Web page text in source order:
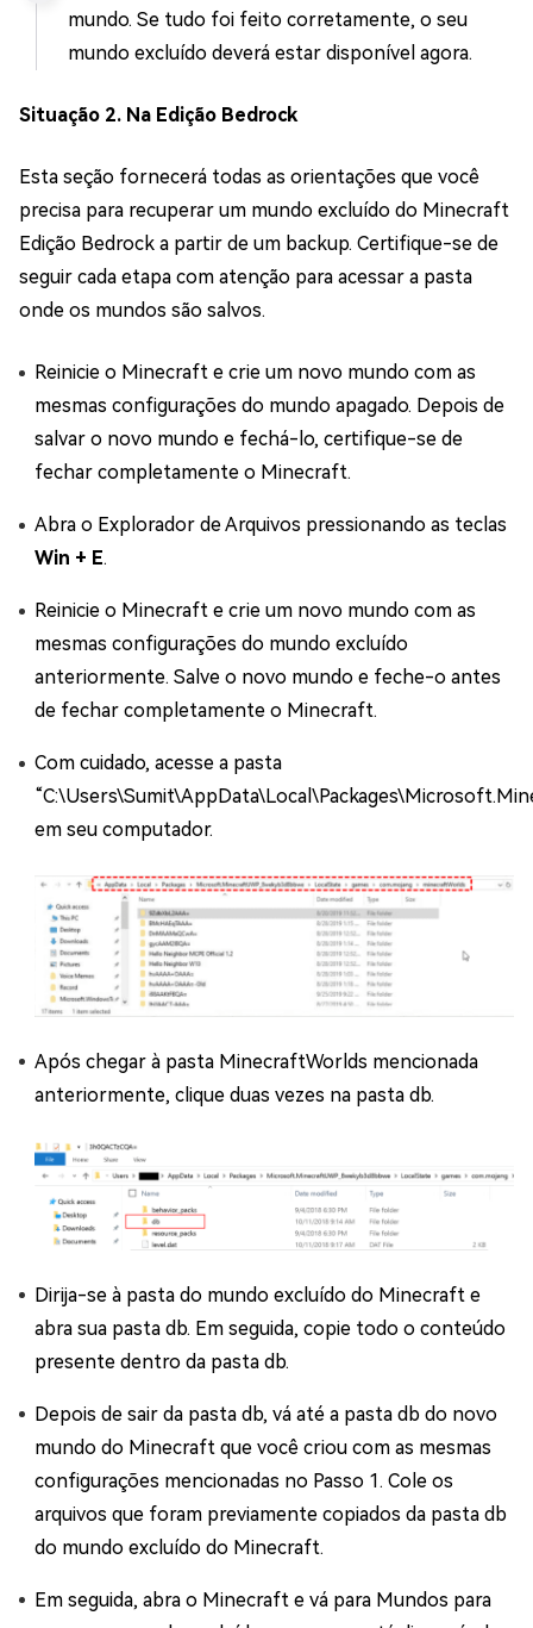
mundo. Se tudo foi feito corretamente, o seu
mundo excluído deverá estar disponível agora.
Situação 2. Na Edição Bedrock
Esta seção fornecerá todas as orientações que você
precisa para recuperar um mundo excluído do Minecraft
Edição Bedrock a partir de um backup. Certifique-se de
seguir cada etapa com atenção para acessar a pasta
onde os mundos são salvos.
Reinicie o Minecraft e crie um novo mundo com as
mesmas configurações do mundo apagado. Depois de
salvar o novo mundo e fechá-lo, certifique-se de
fechar completamente o Minecraft.
Abra o Explorador de Arquivos pressionando as teclas
Win + E.
Reinicie o Minecraft e crie um novo mundo com as
mesmas configurações do mundo excluído
anteriormente. Salve o novo mundo e feche-o antes
de fechar completamente o Minecraft.
Com cuidado, acesse a pasta
em seu computador.
Após chegar à pasta MinecraftWorlds mencionada
anteriormente, clique duas vezes na pasta db.
Dirija-se à pasta do mundo excluído do Minecraft e
abra sua pasta db. Em seguida, copie todo o conteúdo
presente dentro da pasta db.
Depois de sair da pasta db, vá até a pasta db do novo
mundo do Minecraft que você criou com as mesmas
configurações mencionadas no Passo 1. Cole os
arquivos que foram previamente copiados da pasta db
do mundo excluído do Minecraft.
Em seguida, abra o Minecraft e vá para Mundos para